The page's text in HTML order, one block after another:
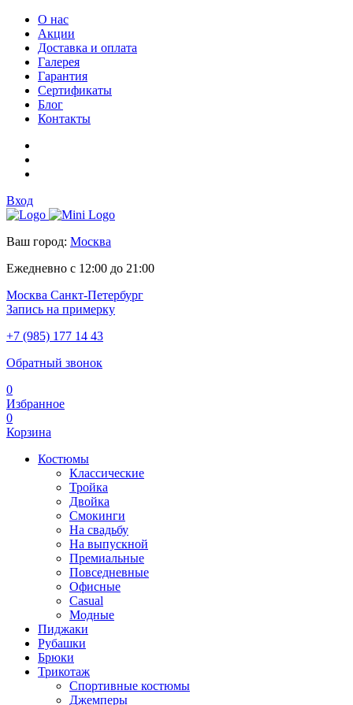
О нас
Акции
Доставка и оплата
Галерея
Гарантия
Сертификаты
Блог
Контакты
Вход
Ваш город: Москва
Ежедневно с 12:00 до 21:00
Москва Санкт-Петербург
Запись на примерку
+7 (985) 177 14 43
Обратный звонок
0
Избранное
0
Корзина
Костюмы
Классические
Тройка
Двойка
Смокинги
На свадьбу
На выпускной
Премиальные
Повседневные
Офисные
Casual
Модные
Пиджаки
Рубашки
Брюки
Трикотаж
Спортивные костюмы
Джемперы